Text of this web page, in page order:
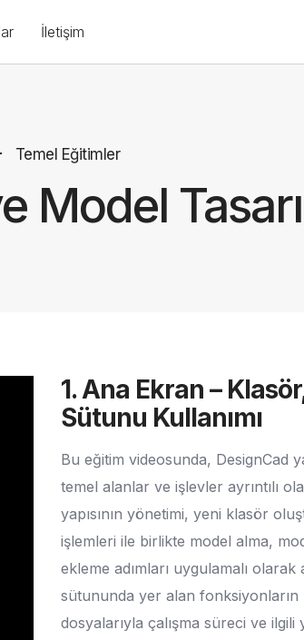
İletişim
Temel Eğitimler
Model
1. Ana Ekran –
Sütunu Kullanımı
Bu eğitim videosunda, DesignCad
temel alanlar ve işlevler ayrıntılı
yapısının yönetimi, yeni klasör
işlemleri ile birlikte model alma,
ekleme adımları uygulamalı olarak
sütununda yer alan fonksiyonların
dosyalarıyla çalışma süreci ve